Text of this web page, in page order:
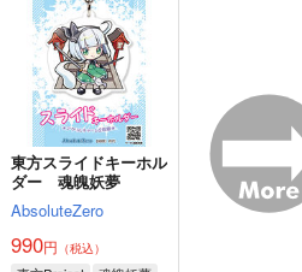
BEST ALBUM『エ
902円（税込）
サンプル
作品詳細
東方スライドキーホル
ダー 魂魄妖夢
AbsoluteZero
990円 （税込）